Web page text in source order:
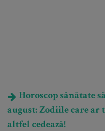
Horoscop sănătate
august: Zodiile care ar
altfel cedează!